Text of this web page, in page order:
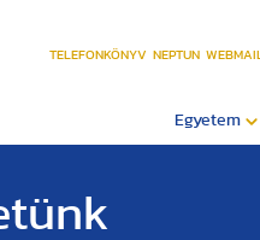
TELEFONKÖNYV NEPTUN WEBMAIL
Egyetem